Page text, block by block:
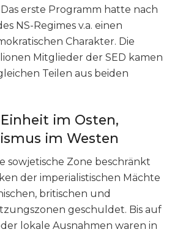
erste Programm hatte nach
NS-Regimes v.a. einen
Charakter. Die
Mitglieder der SED kamen
Teilen aus beiden
im Osten,
im Westen
sowjetische Zone beschränkt
der imperialistischen Mächte
britischen und
geschuldet. Bis auf
lokale Ausnahmen waren in